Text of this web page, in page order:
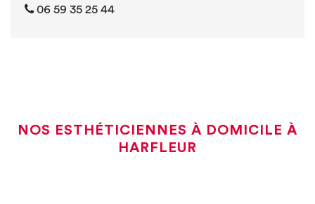
06 59 35 25 44
NOS ESTHÉTICIENNES À DOMICILE À
HARFLEUR